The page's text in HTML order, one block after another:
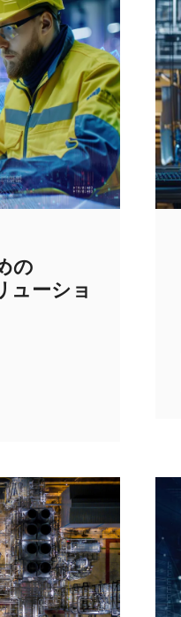
の
ーショ